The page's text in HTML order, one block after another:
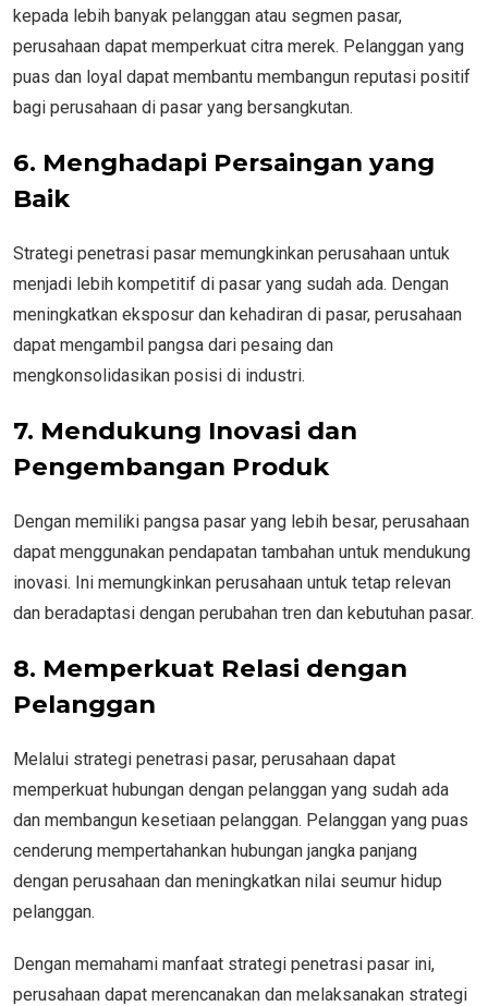
kepada lebih banyak pelanggan atau segmen pasar,
perusahaan dapat memperkuat citra merek. Pelanggan yang
puas dan loyal dapat membantu membangun reputasi positif
bagi perusahaan di pasar yang bersangkutan.
6. Menghadapi Persaingan yang
Baik
Strategi penetrasi pasar memungkinkan perusahaan untuk
menjadi lebih kompetitif di pasar yang sudah ada. Dengan
meningkatkan eksposur dan kehadiran di pasar, perusahaan
dapat mengambil pangsa dari pesaing dan
mengkonsolidasikan posisi di industri.
7. Mendukung Inovasi dan
Pengembangan Produk
Dengan memiliki pangsa pasar yang lebih besar, perusahaan
dapat menggunakan pendapatan tambahan untuk mendukung
inovasi. Ini memungkinkan perusahaan untuk tetap relevan
dan beradaptasi dengan perubahan tren dan kebutuhan pasar.
8. Memperkuat Relasi dengan
Pelanggan
Melalui strategi penetrasi pasar, perusahaan dapat
memperkuat hubungan dengan pelanggan yang sudah ada
dan membangun kesetiaan pelanggan. Pelanggan yang puas
cenderung mempertahankan hubungan jangka panjang
dengan perusahaan dan meningkatkan nilai seumur hidup
pelanggan.
Dengan memahami manfaat strategi penetrasi pasar ini,
perusahaan dapat merencanakan dan melaksanakan strategi